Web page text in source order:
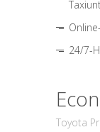
24/7-
Toyota